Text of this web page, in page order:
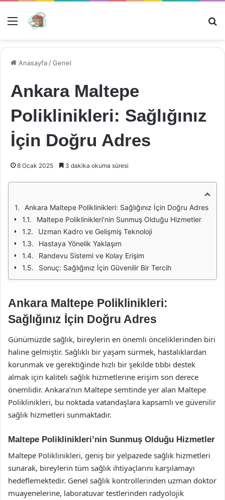
Menü
Anasayfa /Genel
Ankara Maltepe
Poliklinikleri: Sağlığınız
İçin Doğru Adres
8 Ocak 2025 3 dakika okuma süresi
Ankara Maltepe Poliklinikleri: Sağlığınız İçin Doğru Adres
Maltepe Poliklinikleri’nin Sunmuş Olduğu Hizmetler
Uzman Kadro ve Gelişmiş Teknoloji
Hastaya Yönelik Yaklaşım
Randevu Sistemi ve Kolay Erişim
Sonuç: Sağlığınız İçin Güvenilir Bir Tercih
Ankara Maltepe Poliklinikleri:
Sağlığınız İçin Doğru Adres
Günümüzde sağlık, bireylerin en önemli önceliklerinden biri
haline gelmiştir. Sağlıklı bir yaşam sürmek, hastalıklardan
korunmak ve gerektiğinde hızlı bir şekilde tıbbi destek
almak için kaliteli sağlık hizmetlerine erişim son derece
önemlidir. Ankara’nın Maltepe semtinde yer alan Maltepe
Poliklinikleri, bu noktada vatandaşlara kapsamlı ve güvenilir
sağlık hizmetleri sunmaktadır.
Maltepe Poliklinikleri’nin Sunmuş Olduğu Hizmetler
Maltepe Poliklinikleri, geniş bir yelpazede sağlık hizmetleri
sunarak, bireylerin tüm sağlık ihtiyaçlarını karşılamayı
hedeflemektedir. Genel sağlık kontrollerinden uzman doktor
muayenelerine, laboratuvar testlerinden radyolojik